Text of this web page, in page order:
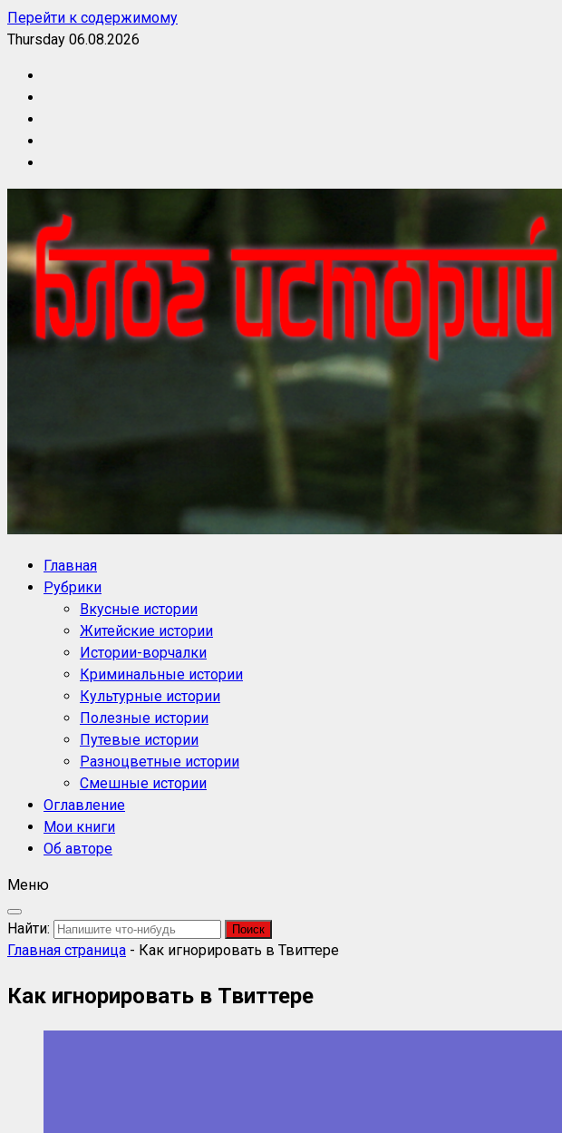
Перейти к содержимому
Thursday 06.08.2026
Блог историй NoorySan
Главная
Рубрики
Вкусные истории
Житейские истории
Истории-ворчалки
Криминальные истории
Культурные истории
Полезные истории
Путевые истории
Разноцветные истории
Смешные истории
Оглавление
Мои книги
Об авторе
Меню
Найти:
Главная страница - Как игнорировать в Твиттере
Как игнорировать в Твиттере